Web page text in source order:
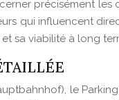
précisément
qui influencent
sa viabilité à long
le